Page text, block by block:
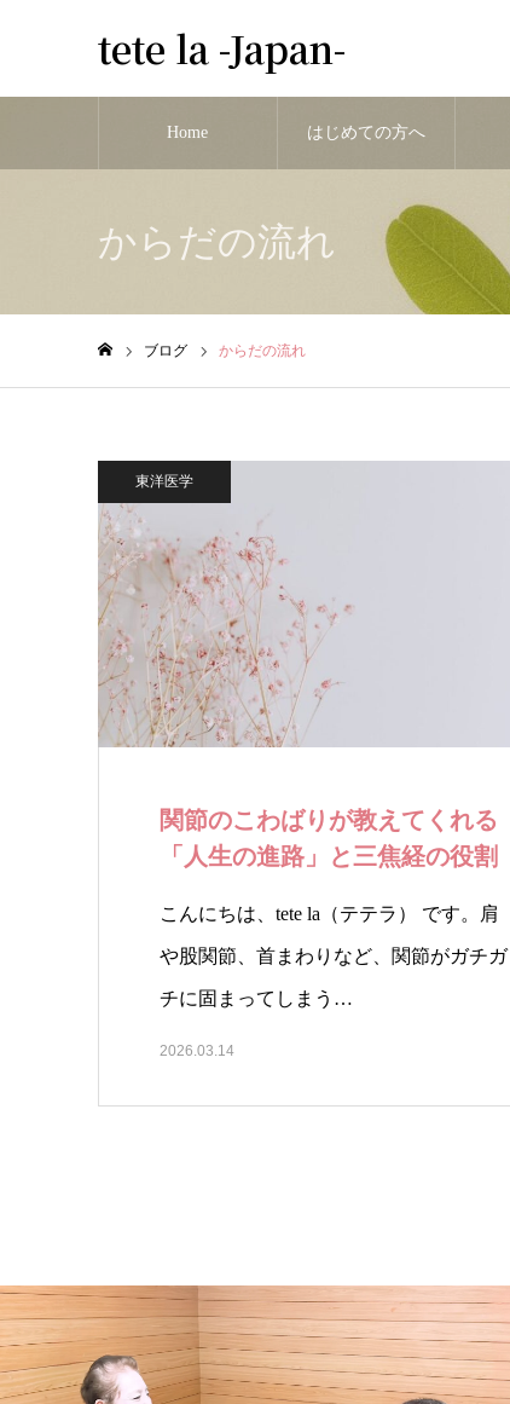
tete la -Japan-
Home はじめての方へ
からだの流れ
ブログ からだの流れ
東洋医学
関節のこわばりが教えてくれる
「人生の進路」と三焦経の役割
こんにちは、tete la（テテラ） です。肩
や股関節、首まわりなど、関節がガチガ
チに固まってしまう…
2026.03.14